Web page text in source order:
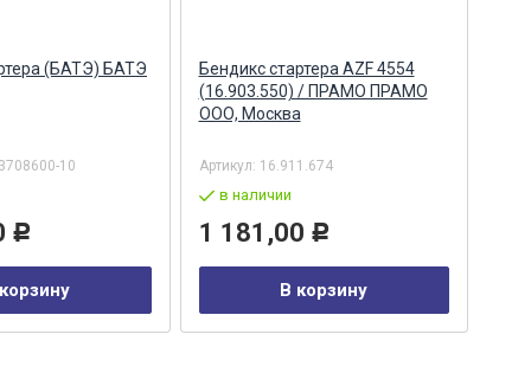
(БАТЭ) БАТЭ
10
Р
Бендикс стартера AZF 4554
(16.903.550) / ПРАМО ПРАМО
ООО, Москва
Артикул: 16.911.674
в наличии
1 181,00 Р
В корзину